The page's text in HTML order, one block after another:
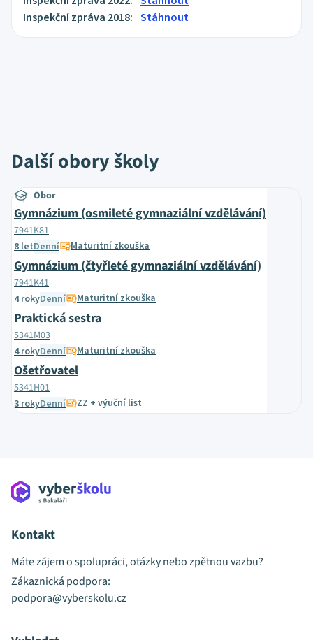
Inspekční zpráva 2018: Stáhnout
Další obory školy
Obor
Gymnázium (osmileté gymnaziální vzdělávání)
7941K81
8 letDenní Maturitní zkouška
Gymnázium (čtyřleté gymnaziální vzdělávání)
7941K41
4 rokyDenní Maturitní zkouška
Praktická sestra
5341M03
4 rokyDenní Maturitní zkouška
Ošetřovatel
5341H01
3 rokyDenní ZZ + výuční list
Kontakt
Máte zájem o spolupráci, otázky nebo zpětnou vazbu?
Zákaznická podpora:
podpora@vyberskolu.cz